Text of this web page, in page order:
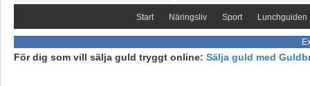
Start Näringsliv Sport Lunchguiden
För dig som vill sälja guld tryggt online: Sälja guld med